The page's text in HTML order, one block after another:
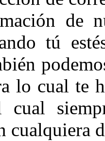
de
tú
lo cual te
cual
cualquiera